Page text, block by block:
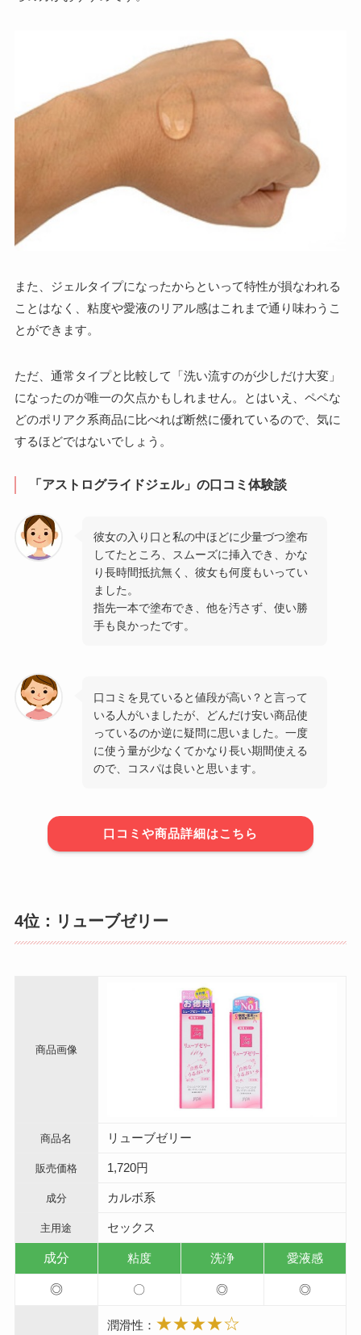
また、ジェルタイプになったからといって特性が損なわれる
ことはなく、粘度や愛液のリアル感はこれまで通り味わうこ
とができます。
ただ、通常タイプと比較して「洗い流すのが少しだけ大変」
になったのが唯一の欠点かもしれません。とはいえ、ペペな
どのポリアク系商品に比べれば断然に優れているので、気に
するほどではないでしょう。
「アストログライドジェル」の口コミ体験談
彼女の入り口と私の中ほどに少量づつ塗布
してたところ、スムーズに挿入でき、かな
り長時間抵抗無く、彼女も何度もいってい
ました。
指先一本で塗布でき、他を汚さず、使い勝
手も良かったです。
口コミを見ていると値段が高い？と言って
いる人がいましたが、どんだけ安い商品使
っているのか逆に疑問に思いました。一度
に使う量が少なくてかなり長い期間使える
ので、コスパは良いと思います。
口コミや商品詳細はこちら
4位：リューブゼリー
商品画像
商品名 リューブゼリー
販売価格 1,720円
成分 カルボ系
主用途 セックス
成分 粘度 洗浄 愛液感
◎ 〇 ◎ ◎
潤滑性： ★★★★☆